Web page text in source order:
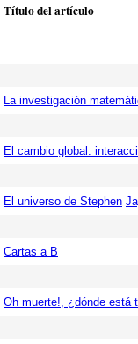
Título del artículo
La investigación
El cambio global:
El universo de Stephen
Cartas a B
Oh muerte!, ¿dónde está